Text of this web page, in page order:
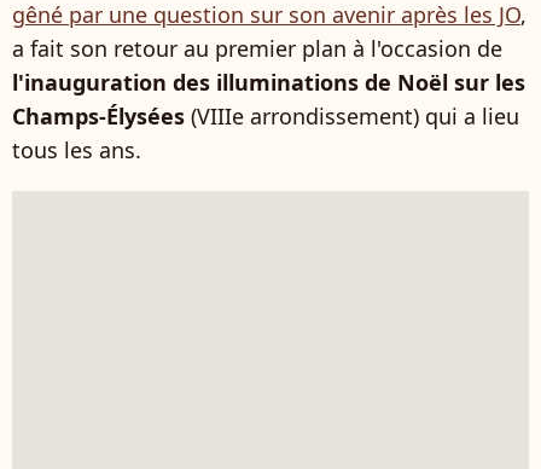
gêné par une question sur son avenir après les JO,
a fait son retour au premier plan à l'occasion de
l'inauguration des illuminations de Noël sur les
Champs-Élysées (VIIIe arrondissement) qui a lieu
tous les ans.